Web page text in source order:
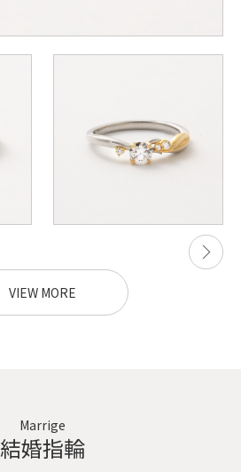
VIEW MORE
Marrige
結婚指輪